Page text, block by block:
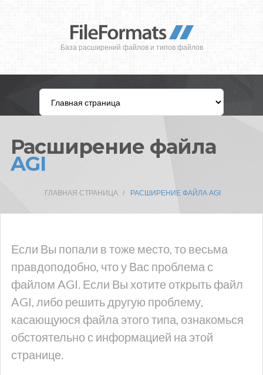
База расширений файлов и типов файлов
Расширение файла
AGI
ГЛАВНАЯ СТРАНИЦА РАСШИРЕНИЕ ФАЙЛА AGI
Если Вы попали в тоже место, то весьма
правдоподобно, что у Вас проблема с
файлом AGI. Если Вы хотите открыть файл
AGI, либо решить другую проблему,
касающуюся файла этого типа, ознакомься
обстоятельно с информацией на этой
странице.